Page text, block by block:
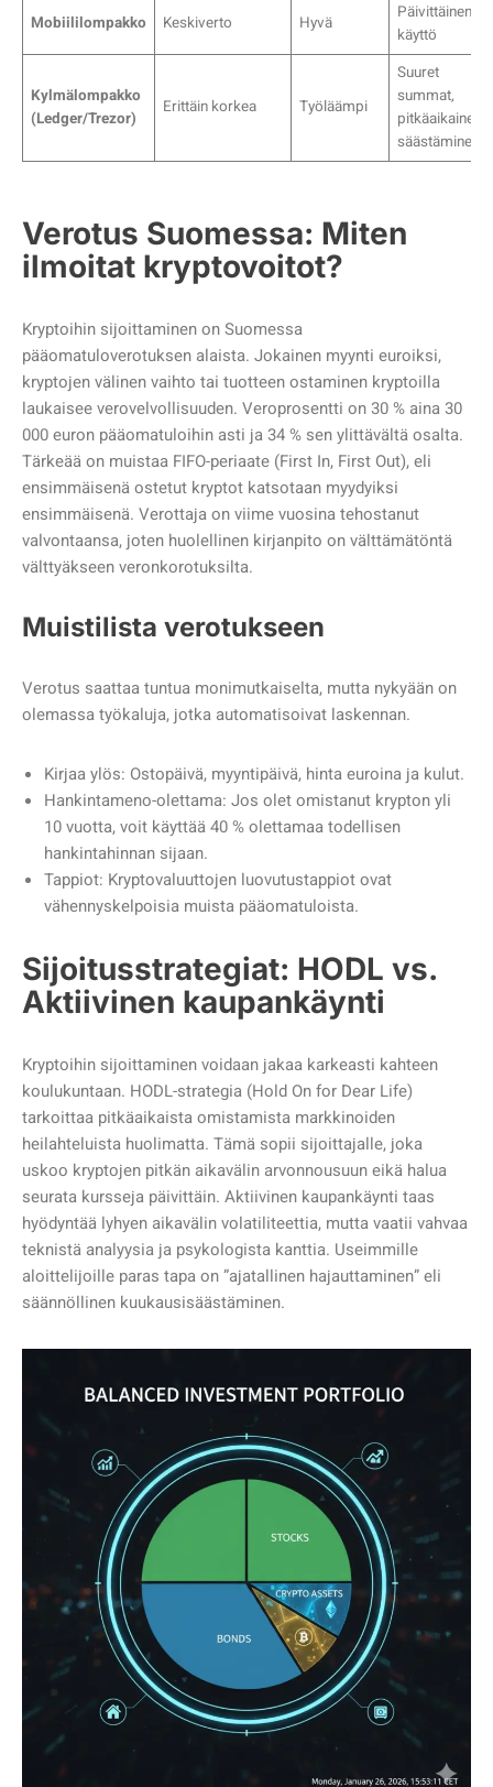
Mobiililompakko Keskiverto Hyvä
Päivittäinen
käyttö
Kylmälompakko
(Ledger/Trezor)
Erittäin korkea Työläämpi
Suuret
summat,
pitkäaikainen
säästäminen
Verotus Suomessa: Miten
ilmoitat kryptovoitot?
Kryptoihin sijoittaminen on Suomessa
pääomatuloverotuksen alaista. Jokainen myynti euroiksi,
kryptojen välinen vaihto tai tuotteen ostaminen kryptoilla
laukaisee verovelvollisuuden. Veroprosentti on 30 % aina 30
000 euron pääomatuloihin asti ja 34 % sen ylittävältä osalta.
Tärkeää on muistaa FIFO-periaate (First In, First Out), eli
ensimmäisenä ostetut kryptot katsotaan myydyiksi
ensimmäisenä. Verottaja on viime vuosina tehostanut
valvontaansa, joten huolellinen kirjanpito on välttämätöntä
välttyäkseen veronkorotuksilta.
Muistilista verotukseen
Verotus saattaa tuntua monimutkaiselta, mutta nykyään on
olemassa työkaluja, jotka automatisoivat laskennan.
Kirjaa ylös: Ostopäivä, myyntipäivä, hinta euroina ja kulut.
Hankintameno-olettama: Jos olet omistanut krypton yli
10 vuotta, voit käyttää 40 % olettamaa todellisen
hankintahinnan sijaan.
Tappiot: Kryptovaluuttojen luovutustappiot ovat
vähennyskelpoisia muista pääomatuloista.
Sijoitusstrategiat: HODL vs.
Aktiivinen kaupankäynti
Kryptoihin sijoittaminen voidaan jakaa karkeasti kahteen
koulukuntaan. HODL-strategia (Hold On for Dear Life)
tarkoittaa pitkäaikaista omistamista markkinoiden
heilahteluista huolimatta. Tämä sopii sijoittajalle, joka
uskoo kryptojen pitkän aikavälin arvonnousuun eikä halua
seurata kursseja päivittäin. Aktiivinen kaupankäynti taas
hyödyntää lyhyen aikavälin volatiliteettia, mutta vaatii vahvaa
teknistä analyysia ja psykologista kanttia. Useimmille
aloittelijoille paras tapa on ”ajatallinen hajauttaminen” eli
säännöllinen kuukausisäästäminen.